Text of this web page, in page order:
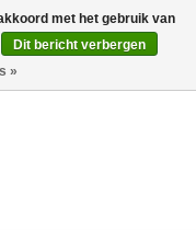
0 Artikelen - €0,00
met het gebruik van
Dit bericht verbergen
»